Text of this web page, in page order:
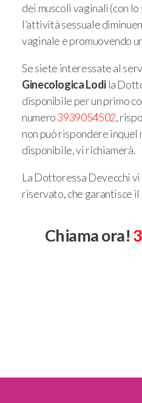
dei muscoli vaginali (con
l’attività sessuale
vaginale e promuovendo
Se siete interessate al
Ginecologica Lodila
disponibile per un primo
numero3939054502,
non può rispondere inquel
disponibile, vi richiamerà.
La Dottoressa Devecchi
riservato, che garantisce il
Chiama ora!